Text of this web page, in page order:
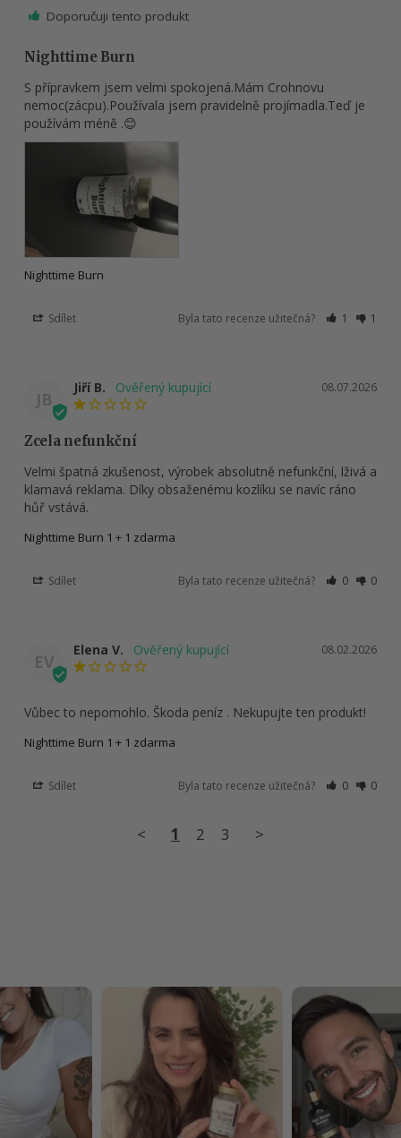
Doporučuji tento produkt
Nighttime Burn
S přípravkem jsem velmi spokojená.Mám Crohnovu
nemoc(zácpu).Používala jsem pravidelně projímadla.Teď je
používám méně .😊
Nighttime Burn
Sdílet Byla tato recenze užitečná? 1 1
JB
08.07.2026
Jiří B.
Zcela nefunkční
Velmi špatná zkušenost, výrobek absolutně nefunkční, lživá a
klamavá reklama. Díky obsaženému kozlíku se navíc ráno
hůř vstává.
Nighttime Burn 1 + 1 zdarma
Sdílet Byla tato recenze užitečná? 0 0
EV
08.02.2026
Elena V.
Vůbec to nepomohlo. Škoda peníz . Nekupujte ten produkt!
Nighttime Burn 1 + 1 zdarma
Sdílet Byla tato recenze užitečná? 0 0
< 1 2 3 >